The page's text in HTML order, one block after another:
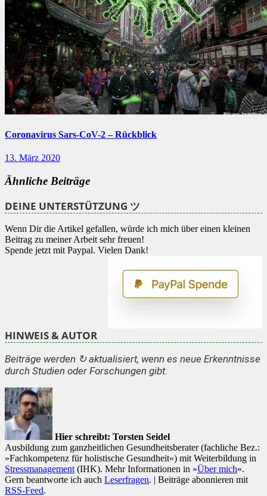
Coronavirus Sars-CoV-2 – Rückblick
13. März 2020
Ähnliche Beiträge
DEINE UNTERSTÜTZUNG ツ
Wenn Dir die Artikel gefallen, würde ich mich über einen kleinen
Beitrag zu meiner Arbeit sehr freuen!
Spende jetzt mit Paypal. Vielen Dank!
HINWEIS & AUTOR
Beiträge werden ↻ aktualisiert, wenn es neue Erkenntnisse
durch Studien oder Forschungen gibt.
Hier schreibt: Torsten Seidel
Ausbildung zum ganzheitlichen Gesundheitsberater (fachliche Bez.:
»Fachkompetenz für holistische Gesundheit«) mit Weiterbildung in
Stressmanagement (IHK). Mehr Informationen in »Über mich«.
Gern beantworte ich auch Leserfragen. | Beiträge abonnieren mit
RSS-Feed.